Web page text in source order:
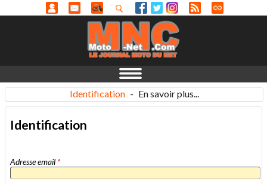
Identification - En savoir plus...
Identification
Adresse email *